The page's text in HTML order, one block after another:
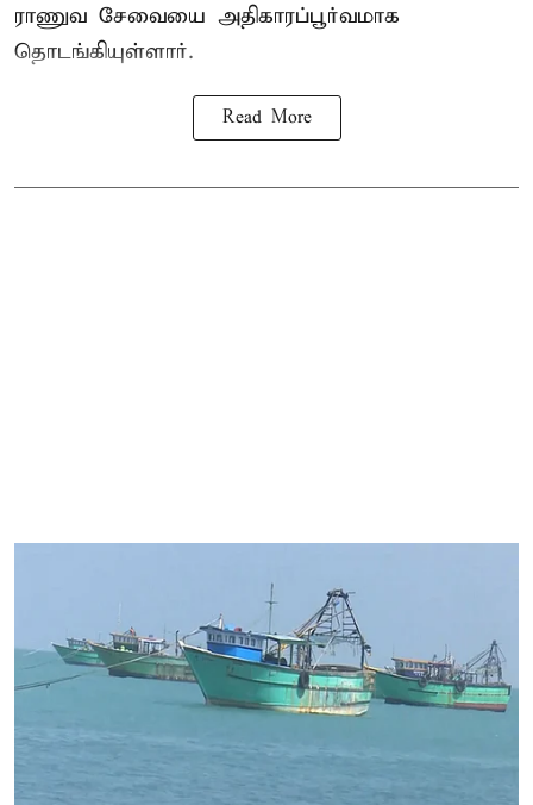
ராணுவ சேவையை அதிகாரப்பூர்வமாக
தொடங்கியுள்ளார்.
Read More